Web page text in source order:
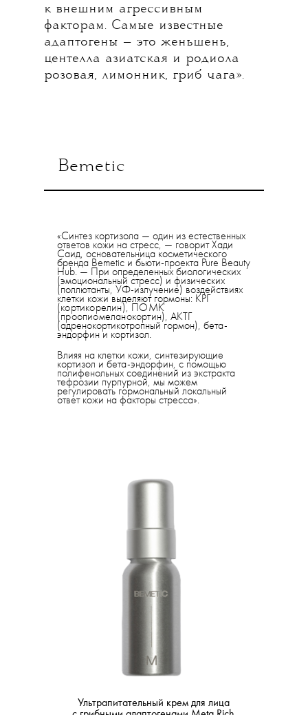
к внешним агрессивным
факторам. Самые известные
адаптогены — это женьшень,
центелла азиатская и родиола
розовая, лимонник, гриб чага».
Bemetic
«Синтез кортизола — один из естественных
ответов кожи на стресс, — говорит Хади
Саид, основательница косметического
бренда Bemetic и бьюти-проекта Pure Beauty
Hub. — При определенных биологических
(эмоциональный стресс) и физических
(поллютанты, УФ-излучение) воздействиях
клетки кожи выделяют гормоны: КРГ
(кортикорелин), ПОМК
(проопиомеланокортин), АКТГ
(адренокортикотропный гормон), бета-
эндорфин и кортизол.
Влияя на клетки кожи, синтезирующие
кортизол и бета-эндорфин, с помощью
полифенольных соединений из экстракта
тефрозии пурпурной, мы можем
регулировать гормональный локальный
ответ кожи на факторы стресса».
Ультрапитательный крем для лица